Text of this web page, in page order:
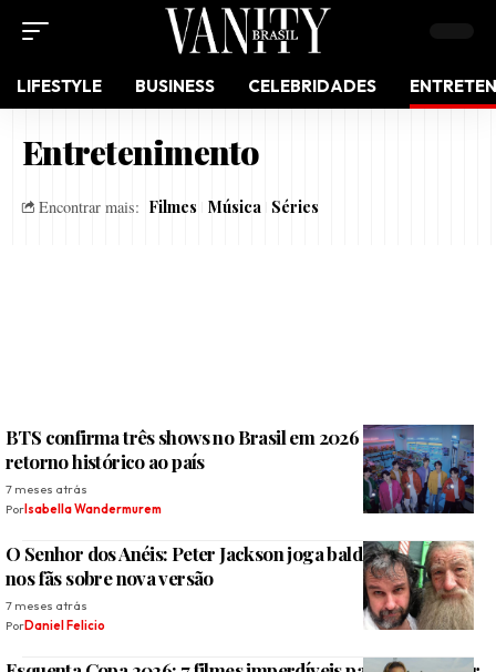
LIFESTYLE BUSINESS CELEBRIDADES
Entretenimento
Encontrar mais: Filmes Música Séries
BTS confirma três shows no Brasil em 2026 e marca
retorno histórico ao país
7 meses atrás
Por Isabella Wandermurem
O Senhor dos Anéis: Peter Jackson joga balde de água fria
nos fãs sobre nova versão
7 meses atrás
PorDaniel Felicio